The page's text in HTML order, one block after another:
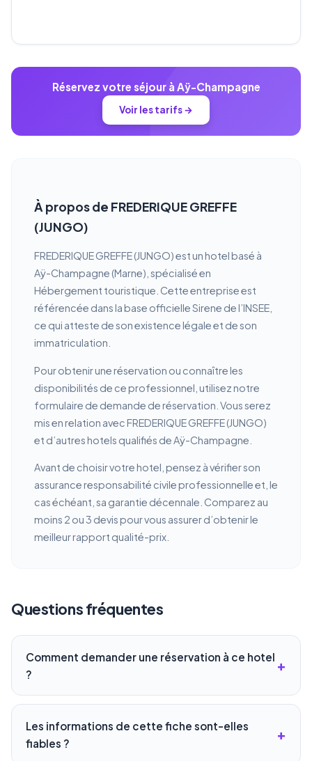
Réservez votre séjour à Aÿ-Champagne
Voir les tarifs →
À propos de FREDERIQUE GREFFE
(JUNGO)
FREDERIQUE GREFFE (JUNGO) est un hotel basé à
Aÿ-Champagne (Marne), spécialisé en
Hébergement touristique. Cette entreprise est
référencée dans la base officielle Sirene de l’INSEE,
ce qui atteste de son existence légale et de son
immatriculation.
Pour obtenir une réservation ou connaître les
disponibilités de ce professionnel, utilisez notre
formulaire de demande de réservation. Vous serez
mis en relation avec FREDERIQUE GREFFE (JUNGO)
et d’autres hotels qualifiés de Aÿ-Champagne.
Avant de choisir votre hotel, pensez à vérifier son
assurance responsabilité civile professionnelle et, le
cas échéant, sa garantie décennale. Comparez au
moins 2 ou 3 devis pour vous assurer d’obtenir le
meilleur rapport qualité-prix.
Questions fréquentes
Comment demander une réservation à ce hotel
?
Les informations de cette fiche sont-elles
fiables ?